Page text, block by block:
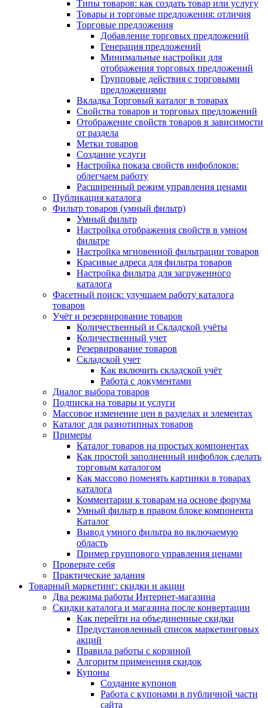
Типы товаров: как создать товар или услугу
Товары и торговые предложения: отличия
Торговые предложения
Добавление торговых предложений
Генерация предложений
Минимальные настройки для
отображения торговых предложений
Групповые действия с торговыми
предложениями
Вкладка Торговый каталог в товарах
Свойства товаров и торговых предложений
Отображение свойств товаров в зависимости
от раздела
Метки товаров
Создание услуги
Настройка показа свойств инфоблоков:
облегчаем работу
Расширенный режим управления ценами
Публикация каталога
Фильтр товаров (умный фильтр)
Умный фильтр
Настройка отображения свойств в умном
фильтре
Настройка мгновенной фильтрации товаров
Красивые адреса для фильтра товаров
Настройка фильтра для загруженного
каталога
Фасетный поиск: улучшаем работу каталога
товаров
Учёт и резервирование товаров
Количественный и Складской учёты
Количественный учет
Резервирование товаров
Складской учет
Как включить складской учёт
Работа с документами
Диалог выбора товаров
Подписка на товары и услуги
Массовое изменение цен в разделах и элементах
Каталог для разнотипных товаров
Примеры
Каталог товаров на простых компонентах
Как простой заполненный инфоблок сделать
торговым каталогом
Как массово поменять картинки в товарах
каталога
Комментарии к товарам на основе форума
Умный фильтр в правом блоке компонента
Каталог
Вывод умного фильтра во включаемую
область
Пример группового управления ценами
Проверьте себя
Практические задания
Товарный маркетинг: скидки и акции
Два режима работы Интернет-магазина
Скидки каталога и магазина после конвертации
Как перейти на объединенные скидки
Предустановленный список маркетинговых
акций
Правила работы с корзиной
Алгоритм применения скидок
Купоны
Создание купонов
Работа с купонами в публичной части
сайта